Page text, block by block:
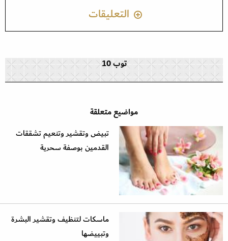
التعليقات
توب 10
مواضيع متعلقة
تبيض وتقشير وتنعيم تشققات
القدمين بوصفة سحرية
ماسكات لتنظيف وتقشير البشرة
وتبييضها